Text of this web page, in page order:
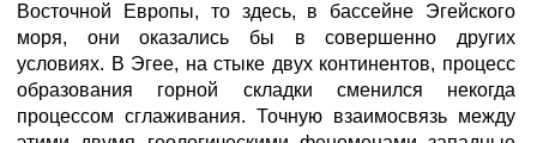
Восточной Европы, то здесь, в бассейне Эгейского
моря, они оказались бы в совершенно других
условиях. В Эгее, на стыке двух континентов, процесс
образования горной складки сменился некогда
процессом сглаживания. Точную взаимосвязь между